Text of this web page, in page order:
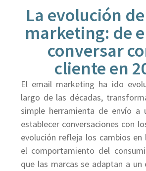
La evolución
marketing: de
conversar
cliente en
El email marketing ha ido
largo de las décadas,
simple herramienta de envío a
establecer conversaciones con
evolución refleja los cambios
el comportamiento del
que las marcas se adaptan a